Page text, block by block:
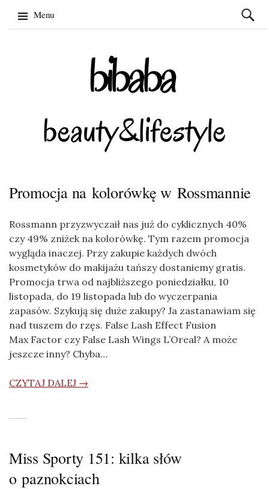
Menu
Szukaj:
Promocja na kolorówkę w Rossmannie
Rossmann przyzwyczaił nas już do cyklicznych 40%
czy 49% zniżek na kolorówkę. Tym razem promocja
wygląda inaczej. Przy zakupie każdych dwóch
kosmetyków do makijażu tańszy dostaniemy gratis.
Promocja trwa od najbliższego poniedziałku, 10
listopada, do 19 listopada lub do wyczerpania
zapasów. Szykują się duże zakupy? Ja zastanawiam się
nad tuszem do rzęs. False Lash Effect Fusion
Max Factor czy False Lash Wings L’Oreal? A może
jeszcze inny? Chyba…
CZYTAJ DALEJ →
Miss Sporty 151: kilka słów
o paznokciach